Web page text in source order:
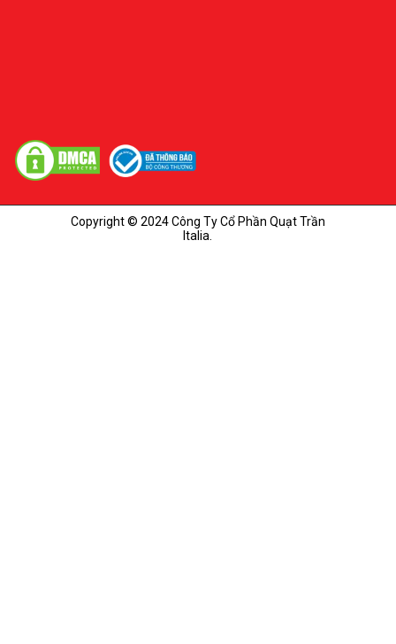
Copyright © 2024 Công Ty Cổ Phần Quạt Trần
Italia.